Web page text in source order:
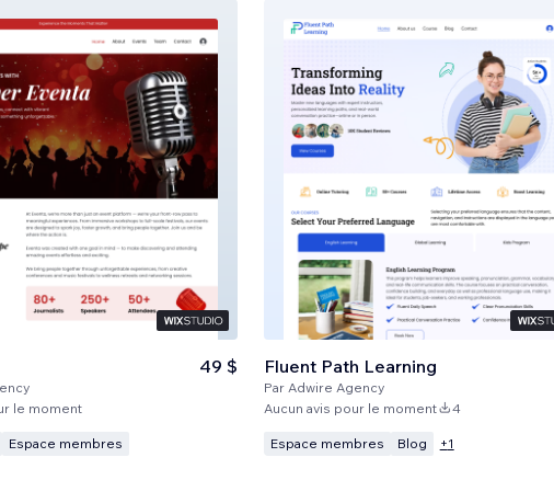
49 $
le moment
Espace membres
Fluent Path Learning
Par Adwire Agency
Aucun avis pour le moment 4
Espace membres Blog +1